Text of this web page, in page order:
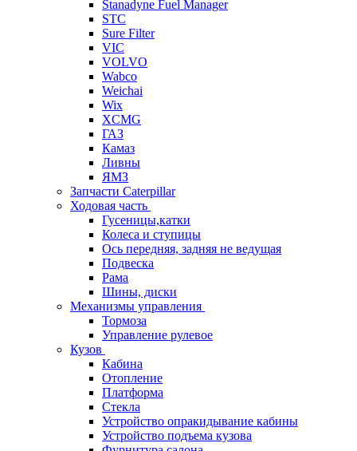
Stanadyne Fuel Manager
STC
Sure Filter
VIC
VOLVO
Wabco
Weichai
Wix
XCMG
ГАЗ
Камаз
Ливны
ЯМЗ
Запчасти Caterpillar
Ходовая часть
Гусеницы,катки
Колеса и ступицы
Ось передняя, задняя не ведущая
Подвеска
Рама
Шины, диски
Механизмы управления
Тормоза
Управление рулевое
Кузов
Кабина
Отопление
Платформа
Стекла
Устройство опракидывание кабины
Устройство подъема кузова